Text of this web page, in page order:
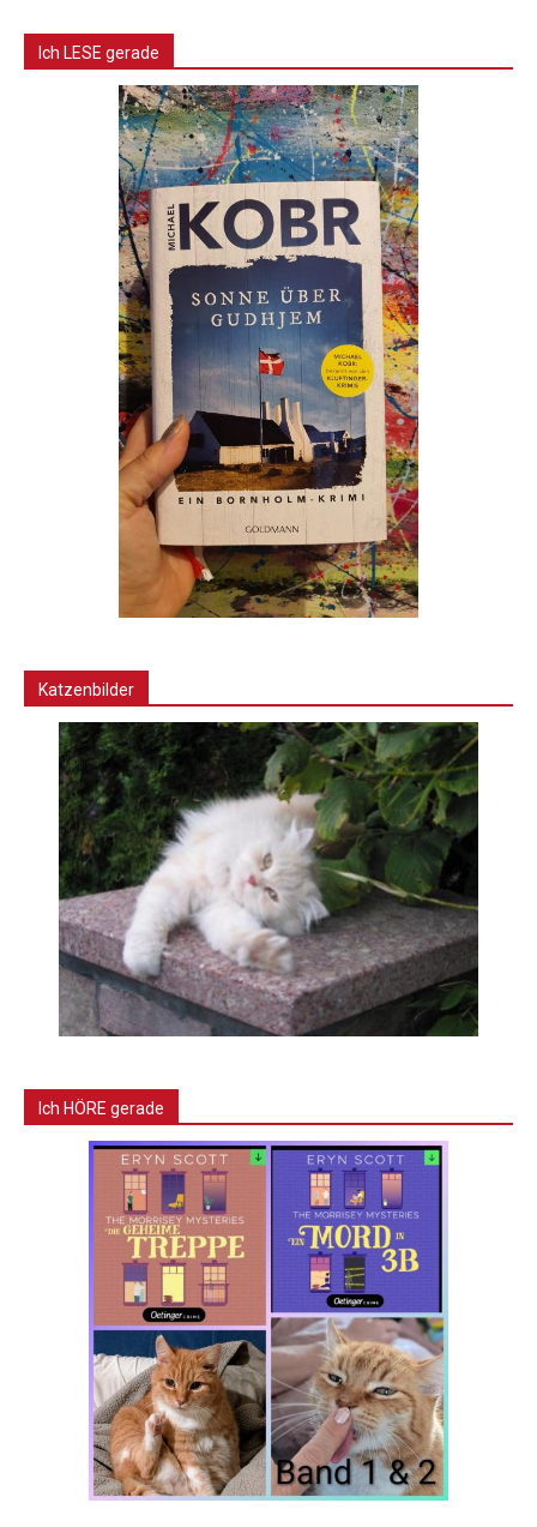
Ich LESE gerade
Katzenbilder
Ich HÖRE gerade